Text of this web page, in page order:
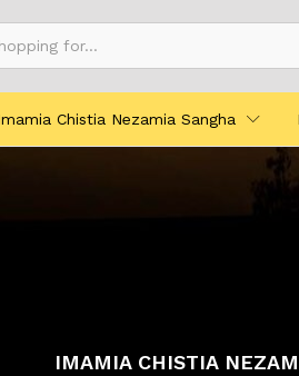
Chistia Nezamia Sangha
IMAMIA CHISTIA